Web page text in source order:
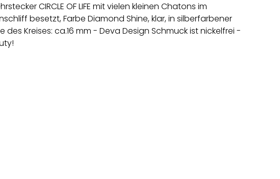
CIRCLE OF LIFE mit vielen kleinen Chatons im
besetzt, Farbe Diamond Shine, klar, in silberfarbener
des Kreises: ca.16 mm - Deva Design Schmuck ist nickelfrei -